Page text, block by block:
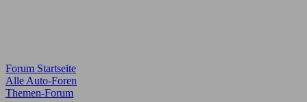
Forum Startseite
Alle Auto-Foren
Themen-Forum